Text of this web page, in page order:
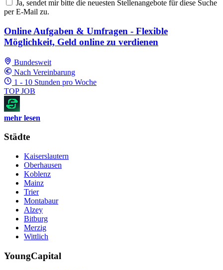
Ja, sendet mir bitte die neuesten Stellenangebote für diese Suche
per E-Mail zu.
Online Aufgaben & Umfragen - Flexible
Möglichkeit, Geld online zu verdienen
Bundesweit
Nach Vereinbarung
1 - 10 Stunden pro Woche
TOP JOB
mehr lesen
Städte
Kaiserslautern
Oberhausen
Koblenz
Mainz
Trier
Montabaur
Alzey
Bitburg
Merzig
Wittlich
YoungCapital